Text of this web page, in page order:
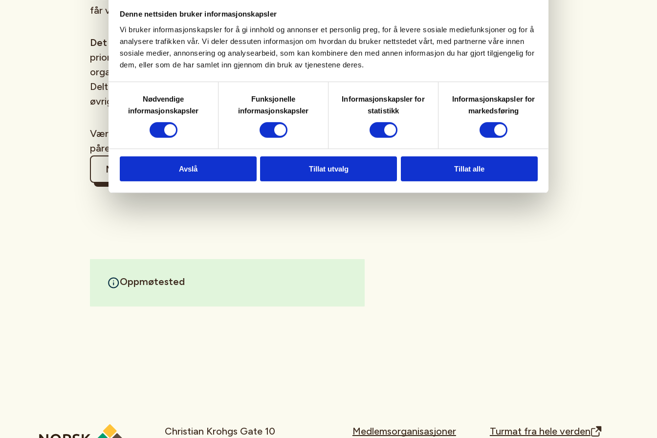
Denne nettsiden bruker informasjonskapsler
Vi bruker informasjonskapsler for å gi innhold og annonser et personlig preg, for å levere sosiale mediefunksjoner og for å
analysere trafikken vår. Vi deler dessuten informasjon om hvordan du bruker nettstedet vårt, med partnerne våre innen
sosiale medier, annonsering og analysearbeid, som kan kombinere den med annen informasjon du har gjort tilgjengelig for
dem, eller som de har samlet inn gjennom din bruk av tjenestene deres.
Nødvendige
informasjonskapsler
Funksjonelle
informasjonskapsler
Informasjonskapsler for
statistikk
Informasjonskapsler for
markedsføring
Avslå Tillat utvalg Tillat alle
får veiledning av en erfaren instruktør.
Det er plass til et begrenset antall deltagere.Ungdommer
prioriteres. Vi vil at du har deltatt på minst en av våre
organiserte skytinger på lerduebanen i løpet av sommeren.
Deltagelse er gratis for egne juniormedlemmer. Betaling for
øvrige deltagere.
Værforbehold. Angitt dato er estimert og endringer må
påregnes.
Mer informasjon
Oppmøtested
Christian Krohgs Gate 10 Medlemsorganisasjoner Turmat fra hele verden